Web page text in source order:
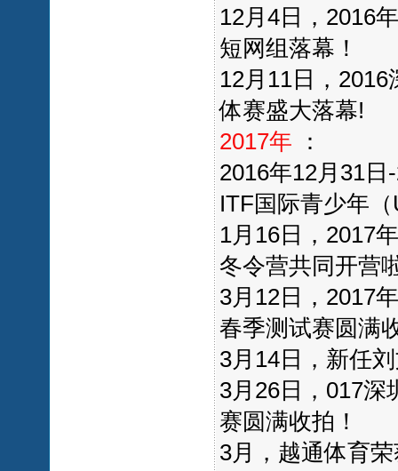
12月4日，2016
短网组落幕！
12月11日，2016
体赛盛大落幕!
2017年
：
2016年12月31日
ITF国际青少年
1月16日，2017
冬令营共同开营
3月12日，2017
春季测试赛圆满
3月14日，新任
3月26日，017深
赛圆满收拍！
3月，越通体育